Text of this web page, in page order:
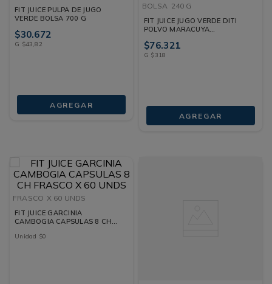
FIT JUICE PULPA DE JUGO
VERDE BOLSA 700 G
$30.672
G $43,82
AGREGAR
BOLSA 240 G
FIT JUICE JUGO VERDE DITI
POLVO MARACUYA
$76.321
G $318
AGREGAR
FRASCO X 60 UNDS
FIT JUICE GARCINIA
CAMBOGIA CAPSULAS 8 CH
Unidad $0